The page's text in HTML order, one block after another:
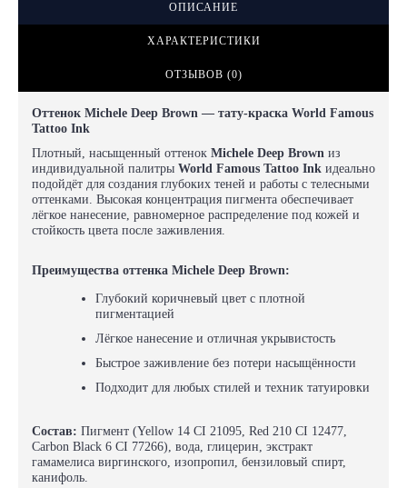
ОПИСАНИЕ
ХАРАКТЕРИСТИКИ
ОТЗЫВОВ (0)
Оттенок Michele Deep Brown — тату-краска World Famous
Tattoo Ink
Плотный, насыщенный оттенок Michele Deep Brown из
индивидуальной палитры World Famous Tattoo Ink идеально
подойдёт для создания глубоких теней и работы с телесными
оттенками. Высокая концентрация пигмента обеспечивает
лёгкое нанесение, равномерное распределение под кожей и
стойкость цвета после заживления.
Преимущества оттенка Michele Deep Brown:
Глубокий коричневый цвет с плотной
пигментацией
Лёгкое нанесение и отличная укрывистость
Быстрое заживление без потери насыщённости
Подходит для любых стилей и техник татуировки
Состав: Пигмент (Yellow 14 CI 21095, Red 210 CI 12477,
Carbon Black 6 CI 77266), вода, глицерин, экстракт
гамамелиса виргинского, изопропил, бензиловый спирт,
канифоль.